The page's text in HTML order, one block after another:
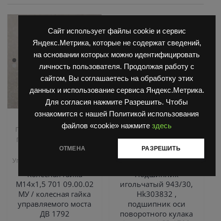
Сайт использует файлы cookie и сервис
Яндекс.Метрика, которые не содержат сведений,
на основании которых можно идентифицировать
личность пользователя. Продолжая работу с
сайтом, Вы соглашаетесь на обработку этих
данных и использование сервиса Яндекс.Метрика.
Для согласия нажмите Разрешить. Чтобы
ознакомится с нашей Политикой использования
файлов «cookie» нажмите здесь
ОТМЕНА РАЗРЕШИТЬ
Запчасти Балканкар ,
Погрузчик ДВ 1661 , 1621,
Погрузчик ДВ 1792, 1788,
1794, 1784, 1786,
Управляемый мост ДВ 1792
Колёсная гайка
М14х1,5 701 09.00.02
МУ / колесная гайка
управляемого моста
ДВ 1792
Запчасти Балканкар,
Погрузчик ДВ 1792, 1788,
1794, 1784, 1786,Погрузчик
Управляемый мост
ДВ 1792
Подшипник
игольчатый 943/30,
Hk303832 ,
подшипник оси
поворотного кулака